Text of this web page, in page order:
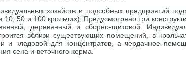
хозяйств и подсобных предприятий
10, 50 и 100 крольчих). Предусмотрено три
деревянный и сборно-щитовой.
вблизи существующих помещений, в
и кладовой для концентратов, а чердачное
сена и веточного корма.